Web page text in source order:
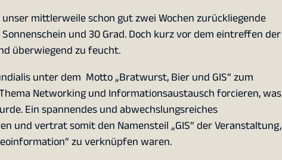
mittlerweile schon gut zwei Wochen zurückliegende
und 30 Grad. Doch kurz vor dem eintreffen der
überwiegend zu feucht.
unter dem Motto „Bratwurst, Bier und GIS“ zum
Networking und Informationsaustausch forcieren, was
Ein spannendes und abwechslungsreiches
und vertrat somit den Namensteil „GIS“ der Veranstaltung,
zu verknüpfen waren.